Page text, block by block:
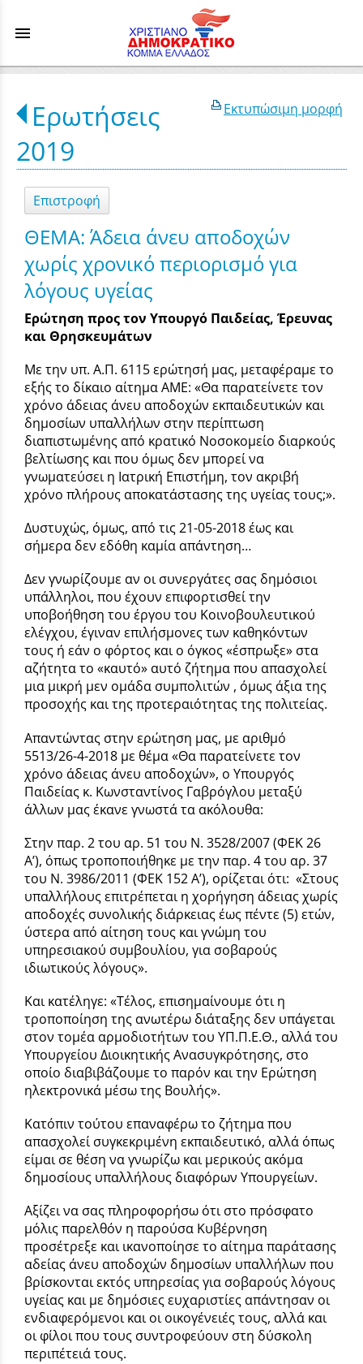
menu
Εκτυπώσιμη μορφή
Ερωτήσεις
2019
Επιστροφή
ΘΕΜΑ: Άδεια άνευ αποδοχών
χωρίς χρονικό περιορισμό για
λόγους υγείας
Ερώτηση προς τον Υπουργό Παιδείας, Έρευνας
και Θρησκευμάτων
Με την υπ. Α.Π. 6115 ερώτησή μας, μεταφέραμε το
εξής το δίκαιο αίτημα ΑΜΕ: «Θα παρατείνετε τον
χρόνο άδειας άνευ αποδοχών εκπαιδευτικών και
δημοσίων υπαλλήλων στην περίπτωση
διαπιστωμένης από κρατικό Νοσοκομείο διαρκούς
βελτίωσης και που όμως δεν μπορεί να
γνωματεύσει η Ιατρική Επιστήμη, τον ακριβή
χρόνο πλήρους αποκατάστασης της υγείας τους;».
Δυστυχώς, όμως, από τις 21-05-2018 έως και
σήμερα δεν εδόθη καμία απάντηση…
Δεν γνωρίζουμε αν οι συνεργάτες σας δημόσιοι
υπάλληλοι, που έχουν επιφορτισθεί την
υποβοήθηση του έργου του Κοινοβουλευτικού
ελέγχου, έγιναν επιλήσμονες των καθηκόντων
τους ή εάν ο φόρτος και ο όγκος «έσπρωξε» στα
αζήτητα το «καυτό» αυτό ζήτημα που απασχολεί
μια μικρή μεν ομάδα συμπολιτών , όμως άξια της
προσοχής και της προτεραιότητας της πολιτείας.
Απαντώντας στην ερώτηση μας, με αριθμό
5513/26-4-2018 με θέμα «Θα παρατείνετε τον
χρόνο άδειας άνευ αποδοχών», ο Υπουργός
Παιδείας κ. Κωνσταντίνος Γαβρόγλου μεταξύ
άλλων μας έκανε γνωστά τα ακόλουθα:
Στην παρ. 2 του αρ. 51 του Ν. 3528/2007 (ΦΕΚ 26
Α’), όπως τροποποιήθηκε με την παρ. 4 του αρ. 37
του Ν. 3986/2011 (ΦΕΚ 152 Α’), ορίζεται ότι: «Στους
υπαλλήλους επιτρέπεται η χορήγηση άδειας χωρίς
αποδοχές συνολικής διάρκειας έως πέντε (5) ετών,
ύστερα από αίτηση τους και γνώμη του
υπηρεσιακού συμβουλίου, για σοβαρούς
ιδιωτικούς λόγους».
Και κατέληγε: «Τέλος, επισημαίνουμε ότι η
τροποποίηση της ανωτέρω διάταξης δεν υπάγεται
στον τομέα αρμοδιοτήτων του ΥΠ.Π.Ε.Θ., αλλά του
Υπουργείου Διοικητικής Ανασυγκρότησης, στο
οποίο διαβιβάζουμε το παρόν και την Ερώτηση
ηλεκτρονικά μέσω της Βουλής».
Κατόπιν τούτου επαναφέρω το ζήτημα που
απασχολεί συγκεκριμένη εκπαιδευτικό, αλλά όπως
είμαι σε θέση να γνωρίζω και μερικούς ακόμα
δημοσίους υπαλλήλους διαφόρων Υπουργείων.
Αξίζει να σας πληροφορήσω ότι στο πρόσφατο
μόλις παρελθόν η παρούσα Κυβέρνηση
προσέτρεξε και ικανοποίησε το αίτημα παράτασης
αδείας άνευ αποδοχών δημοσίων υπαλλήλων που
βρίσκονται εκτός υπηρεσίας για σοβαρούς λόγους
υγείας και με δημόσιες ευχαριστίες απάντησαν οι
ενδιαφερόμενοι και οι οικογένειές τους, αλλά και
οι φίλοι που τους συντροφεύουν στη δύσκολη
περιπέτειά τους.